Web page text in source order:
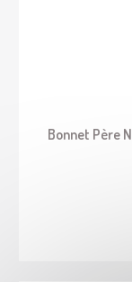
Bonnet Père